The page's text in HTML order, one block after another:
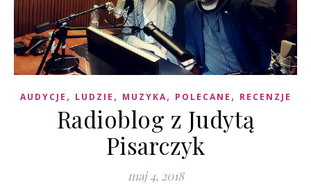
AUDYCJE , LUDZIE , MUZYKA, POLECANE , RECENZJE
Radioblog z Judytą
Pisarczyk
maj 4, 2018